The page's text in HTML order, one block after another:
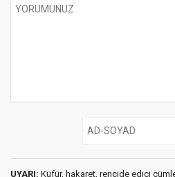
UYARI: Küfür, hakaret, rencide edici